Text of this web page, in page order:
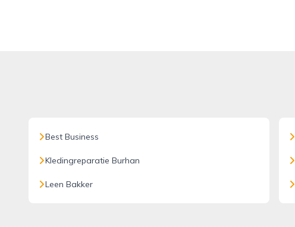
Best Business
Kledingreparatie Burhan
Leen Bakker